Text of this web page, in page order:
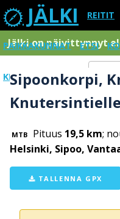
JÄLKI REITIT
PAIKKAKUNNAT ETSI
KIRJAUDU SISÄÄN
Jälki on päivittynnyt
Sipoonkorpi,
Knutersintielle
MTB Pituus 19,5 km;
Helsinki, Sipoo,
TALLENNA GPX